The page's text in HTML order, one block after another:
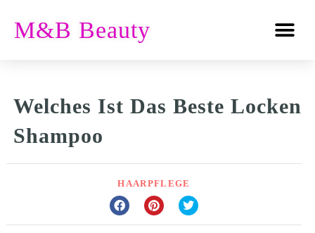
M&B Beauty
Welches Ist Das Beste Locken
Shampoo
HAARPFLEGE